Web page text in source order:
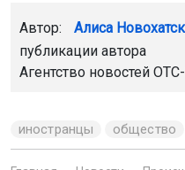
улице Гоголя, 223/1.
крыше дома бегали двое
спасатели прибыли,